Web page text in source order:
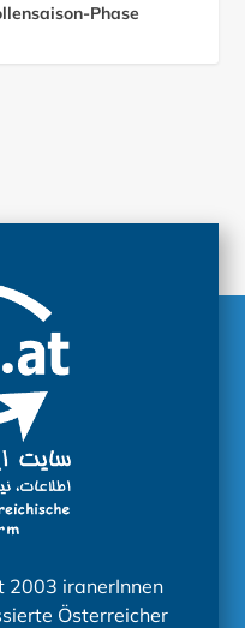
Phase
2003 iranerInnen
Österreicher